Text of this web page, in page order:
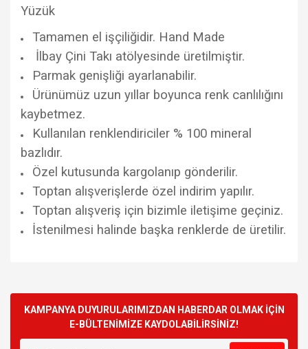
Yüzük
Tamamen el işçiliğidir. Hand Made
İlbay Çini Takı atölyesinde üretilmiştir.
Parmak genişliği ayarlanabilir.
Ürünümüz uzun yıllar boyunca renk canlılığını
kaybetmez.
Kullanılan renklendiriciler % 100 mineral
bazlıdır.
Özel kutusunda kargolanıp gönderilir.
Toptan alışverişlerde özel indirim yapılır.
Toptan alışveriş için bizimle iletişime geçiniz.
İstenilmesi halinde başka renklerde de üretilir.
Yorum Yaz
kullanarak tarafımıza iletebilirsiniz.
Görüş ve önerileriniz için teşekkür ederiz.
Ürün resmi kalitesiz, bozuk veya görüntülenemiyor.
KAMPANYA DUYURULARIMIZDAN HABERDAR OLMAK İÇİN
E-BÜLTENİMİZE KAYDOLABİLİRSİNİZ!